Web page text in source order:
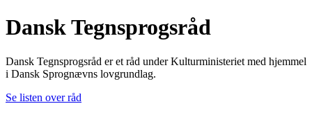
Dansk Tegnsprogsråd
Dansk Tegnsprogsråd er et råd under Kulturministeriet med hjemmel
i Dansk Sprognævns lovgrundlag.
Se listen over råd